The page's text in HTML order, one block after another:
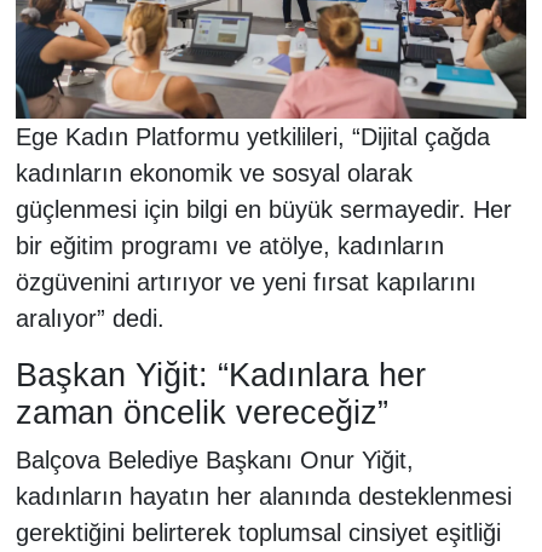
Ege Kadın Platformu yetkilileri, “Dijital çağda
kadınların ekonomik ve sosyal olarak
güçlenmesi için bilgi en büyük sermayedir. Her
bir eğitim programı ve atölye, kadınların
özgüvenini artırıyor ve yeni fırsat kapılarını
aralıyor” dedi.
Başkan Yiğit: “Kadınlara her
zaman öncelik vereceğiz”
Balçova Belediye Başkanı Onur Yiğit,
kadınların hayatın her alanında desteklenmesi
gerektiğini belirterek toplumsal cinsiyet eşitliği